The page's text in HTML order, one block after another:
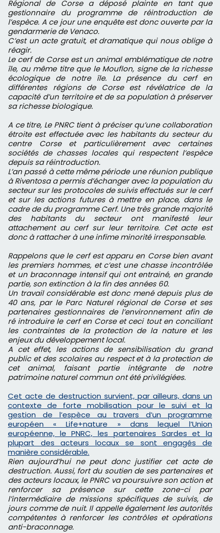
Régional de Corse a déposé plainte en tant que
gestionnaire du programme de réintroduction de
l’espèce. A ce jour une enquête est donc ouverte par la
gendarmerie de Venaco.
C’est un acte gratuit, et dramatique qui nous oblige à
réagir.
Le cerf de Corse est un animal emblématique de notre
île, au même titre que le Mouflon, signe de la richesse
écologique de notre île. La présence du cerf en
différentes régions de Corse est révélatrice de la
capacité d’un territoire et de sa population à préserver
sa richesse biologique.
A ce titre, Le PNRC tient à préciser qu’une collaboration
étroite est effectuée avec les habitants du secteur du
centre Corse et particulièrement avec certaines
sociétés de chasses locales qui respectent l’espèce
depuis sa réintroduction.
L’an passé à cette même période une réunion publique
à Riventosa a permis d’échanger avec la population du
secteur sur les protocoles de suivis effectués sur le cerf
et sur les actions futures à mettre en place, dans le
cadre de du programme Cerf. Une très grande majorité
des habitants du secteur ont manifesté leur
attachement au cerf sur leur territoire. Cet acte est
donc à rattacher à une infime minorité irresponsable.
Rappelons que le cerf est apparu en Corse bien avant
les premiers hommes, et c’est une chasse incontrôlée
et un braconnage intensif qui ont entrainé, en grande
partie, son extinction à la fin des années 60.
Un travail considérable est donc mené depuis plus de
40 ans, par le Parc Naturel régional de Corse et ses
partenaires gestionnaires de l’environnement afin de
ré introduire le cerf en Corse et ceci tout en conciliant
les contraintes de la protection de la nature et les
enjeux du développement local.
A cet effet, les actions de sensibilisation du grand
public et des scolaires au respect et à la protection de
cet animal, faisant partie intégrante de notre
patrimoine naturel commun ont été privilégiées.
Cet acte de destruction survient, par ailleurs, dans un
contexte de forte mobilisation pour le suivi et la
gestion de l’espèce au travers d’un programme
européen « Life+nature » dans lequel l’Union
européenne, le PNRC, les partenaires Sardes et la
plupart des acteurs locaux se sont engagés de
manière considérable.
Rien aujourd’hui ne peut donc justifier cet acte de
destruction. Aussi, fort du soutien de ses partenaires et
des acteurs locaux, le PNRC va poursuivre son action et
renforcer sa présence sur cette zone-ci par
l’intermédiaire de missions spécifiques de suivis, de
jours comme de nuit. Il appelle également les autorités
compétentes à renforcer les contrôles et opérations
anti-braconnage.